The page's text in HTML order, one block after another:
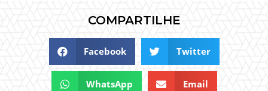
COMPARTILHE
Facebook Twitter
WhatsApp Email